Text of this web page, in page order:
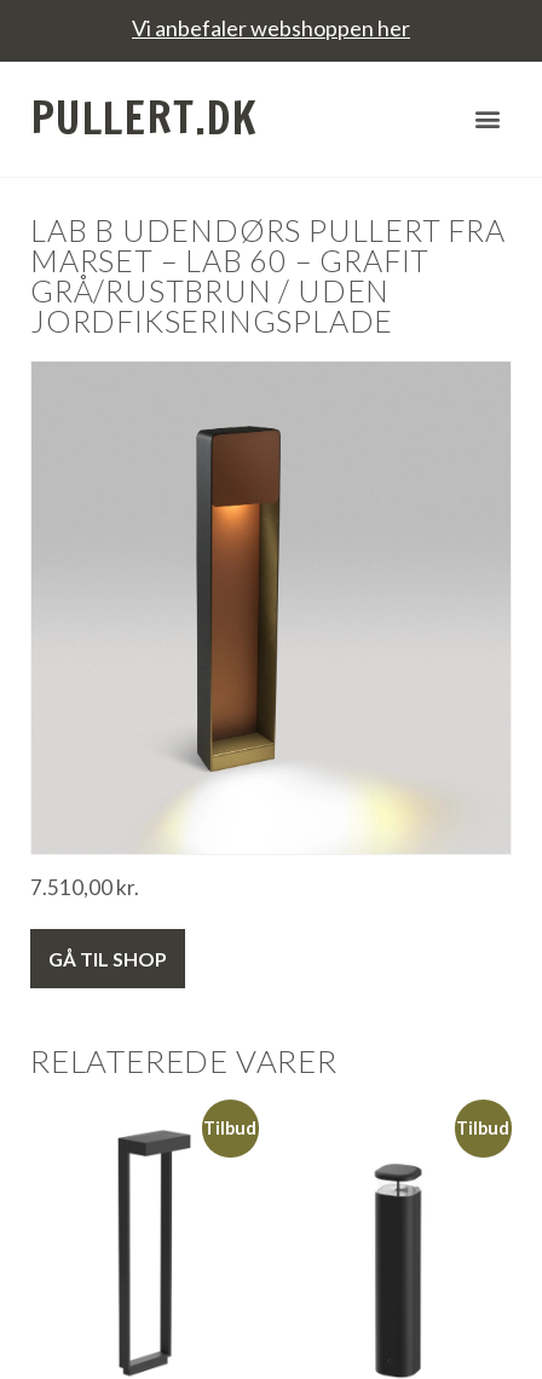
Vi anbefaler webshoppen her
PULLERT.DK
LAB B UDENDØRS PULLERT FRA
MARSET – LAB 60 – GRAFIT
GRÅ/RUSTBRUN / UDEN
JORDFIKSERINGSPLADE
7.510,00kr.
GÅ TIL SHOP
RELATEREDE VARER
Tilbud Tilbud